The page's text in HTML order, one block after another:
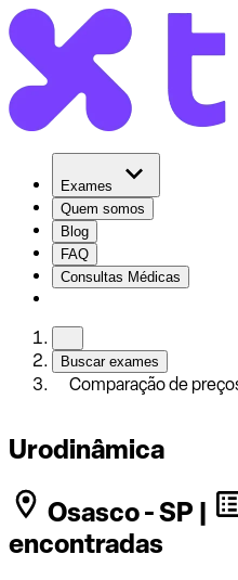
Exames
Quem somos
Blog
FAQ
Consultas Médicas
Buscar exames
Comparação de
Urodinâmica
Osasco - SP |
encontradas